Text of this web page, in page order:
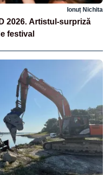
Ionuț Nichita
2026. Artistul-surpriză
festival